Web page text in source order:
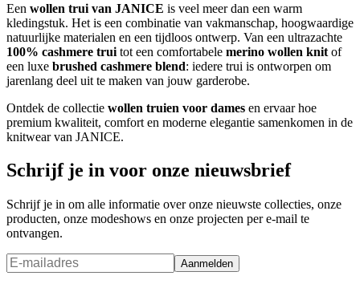
Een wollen trui van JANICE is veel meer dan een warm
kledingstuk. Het is een combinatie van vakmanschap, hoogwaardige
natuurlijke materialen en een tijdloos ontwerp. Van een ultrazachte
100% cashmere trui tot een comfortabele merino wollen knit of
een luxe brushed cashmere blend: iedere trui is ontworpen om
jarenlang deel uit te maken van jouw garderobe.
Ontdek de collectie wollen truien voor dames en ervaar hoe
premium kwaliteit, comfort en moderne elegantie samenkomen in de
knitwear van JANICE.
Schrijf je in voor onze nieuwsbrief
Schrijf je in om alle informatie over onze nieuwste collecties, onze
producten, onze modeshows en onze projecten per e-mail te
ontvangen.
Aanmelden